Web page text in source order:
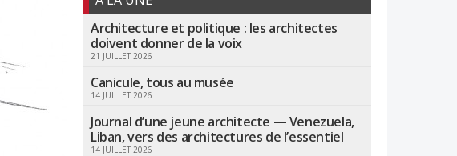
Architecture et politique : les architectes
doivent donner de la voix
21 JUILLET 2026
Canicule, tous au musée
14 JUILLET 2026
Journal d’une jeune architecte — Venezuela,
Liban, vers des architectures de l’essentiel
14 JUILLET 2026